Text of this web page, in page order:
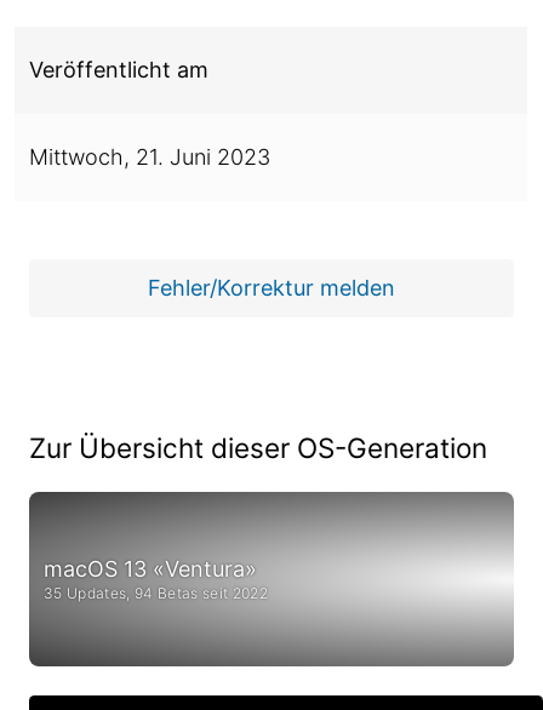
Veröffentlicht am
Mittwoch, 21. Juni 2023
Fehler/Korrektur melden
Zur Übersicht dieser OS-Generation
macOS 13 «Ventura»
35 Updates, 94 Betas seit 2022